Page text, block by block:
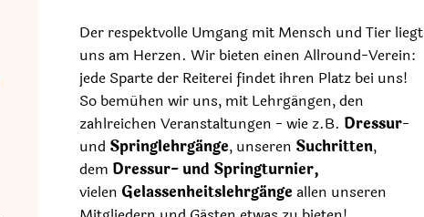
Der respektvolle Umgang mit Mensch und Tier liegt
uns am Herzen. Wir bieten einen Allround-Verein:
jede Sparte der Reiterei findet ihren Platz bei uns!
So bemühen wir uns, mit Lehrgängen, den
zahlreichen Veranstaltungen - wie z.B. Dressur-
und Springlehrgänge, unseren Suchritten,
dem Dressur- und Springturnier,
vielen Gelassenheitslehrgänge allen unseren